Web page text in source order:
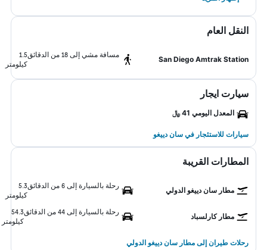
النقل العام
San Diego Amtrak Station
مسافة مشي إلى 18 من الدقائق
1.5
كيلومتر
سيارت ايجار
المعدل اليومي 41 ﷼
سيارات للاستئجار في سان دييغو
المطارات القريبة
مطار سان دييغو الدولي
رحلة بالسيارة إلى 6 من الدقائق
5.3
كيلومتر
مطار كارلسباد
رحلة بالسيارة إلى 44 من الدقائق
54.3
كيلومتر
رحلات طيران إلى مطار سان دييغو الدولي